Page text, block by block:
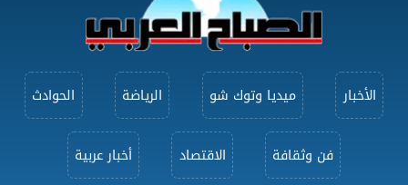
الأخبار ميديا وتوك شو الرياضة الحوادث
فن وثقافة الاقتصاد أخبار عربية